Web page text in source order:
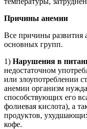
Причины анемии
Все причины развития
основных групп.
1) Нарушения в
недостаточном
или злоупотреблении
анемии организм
способствующих его
фолиевая кислота), а
продуктов,
кофе.